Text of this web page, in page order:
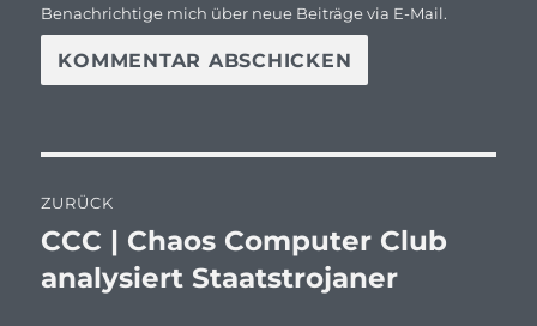
Benachrichtige mich über neue Beiträge via E-Mail.
ZURÜCK
Vorheriger
Beitrag:
CCC | Chaos Computer Club
analysiert Staatstrojaner